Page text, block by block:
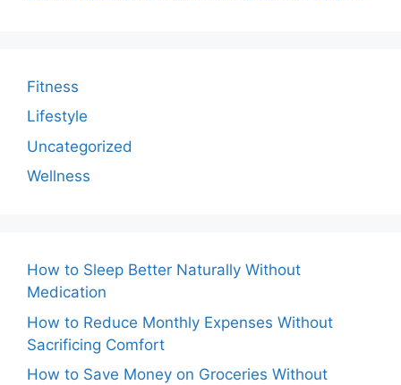
Fitness
Lifestyle
Uncategorized
Wellness
How to Sleep Better Naturally Without
Medication
How to Reduce Monthly Expenses Without
Sacrificing Comfort
How to Save Money on Groceries Without